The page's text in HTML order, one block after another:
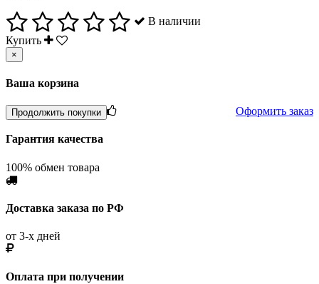
В наличии
Купить
×
Ваша корзина
Продолжить покупки Оформить заказ
Гарантия качества
100% обмен товара
Доставка заказа по РФ
от 3-х дней
Оплата при получении